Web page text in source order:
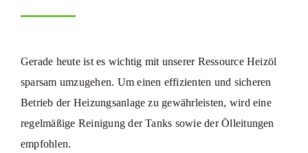
Gerade heute ist es wichtig mit unserer Ressource Heizöl
sparsam umzugehen. Um einen effizienten und sicheren
Betrieb der Heizungsanlage zu gewährleisten, wird eine
regelmäßige Reinigung der Tanks sowie der Ölleitungen
empfohlen.